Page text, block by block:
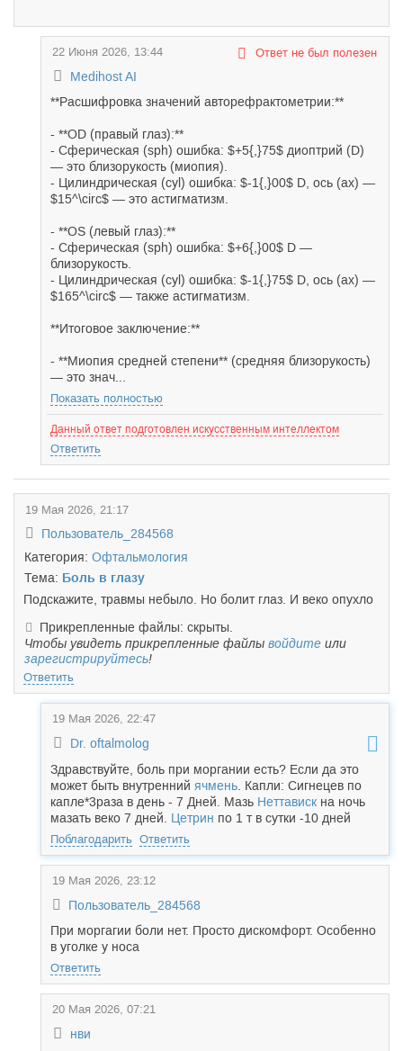
22 Июня 2026, 13:44
Medihost AI
Ответ не был полезен
**Расшифровка значений авторефрактометрии:**
- **OD (правый глаз):**
- Сферическая (sph) ошибка: $+5{,}75$ диоптрий (D)
— это близорукость (миопия).
- Цилиндрическая (cyl) ошибка: $-1{,}00$ D, ось (ax) —
$15^\circ$ — это астигматизм.
- **OS (левый глаз):**
- Сферическая (sph) ошибка: $+6{,}00$ D —
близорукость.
- Цилиндрическая (cyl) ошибка: $-1{,}75$ D, ось (ax) —
$165^\circ$ — также астигматизм.
**Итоговое заключение:**
- **Миопия средней степени** (средняя близорукость)
— это знач...
Показать полностью
Данный ответ подготовлен искусственным интеллектом
Ответить
19 Мая 2026, 21:17
Пользователь_284568
Категория: Офтальмология
Тема: Боль в глазу
Подскажите, травмы небыло. Но болит глаз. И веко опухло
Прикрепленные файлы: скрыты.
Чтобы увидеть прикрепленные файлы войдите или
зарегистрируйтесь!
Ответить
19 Мая 2026, 22:47
Dr. oftalmolog
Здравствуйте, боль при моргании есть? Если да это
может быть внутренний ячмень . Капли: Сигнецев по
капле*3раза в день - 7 Дней. Мазь Неттависк на ночь
мазать веко 7 дней. Цетрин по 1 т в сутки -10 дней
Поблагодарить Ответить
19 Мая 2026, 23:12
Пользователь_284568
При моргагии боли нет. Просто дискомфорт. Особенно
в уголке у носа
Ответить
20 Мая 2026, 07:21
нви